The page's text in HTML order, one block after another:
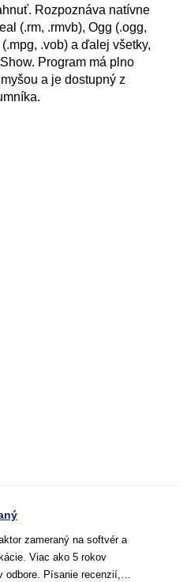
Rozpoznáva natívne
(.rm, .rmvb), Ogg (.ogg,
.vob) a ďalej všetky,
Program má plno
a je dostupný z
zameraný na softvér a
Viac ako 5 rokov
odbore. Písanie recenzií,